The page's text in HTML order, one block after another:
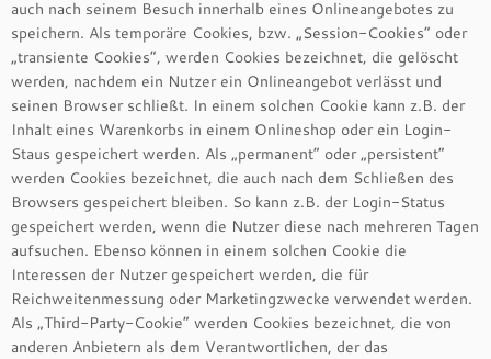
auch nach seinem Besuch innerhalb eines Onlineangebotes zu
speichern. Als temporäre Cookies, bzw. „Session-Cookies“ oder
„transiente Cookies“, werden Cookies bezeichnet, die gelöscht
werden, nachdem ein Nutzer ein Onlineangebot verlässt und
seinen Browser schließt. In einem solchen Cookie kann z.B. der
Inhalt eines Warenkorbs in einem Onlineshop oder ein Login-
Staus gespeichert werden. Als „permanent“ oder „persistent“
werden Cookies bezeichnet, die auch nach dem Schließen des
Browsers gespeichert bleiben. So kann z.B. der Login-Status
gespeichert werden, wenn die Nutzer diese nach mehreren Tagen
aufsuchen. Ebenso können in einem solchen Cookie die
Interessen der Nutzer gespeichert werden, die für
Reichweitenmessung oder Marketingzwecke verwendet werden.
Als „Third-Party-Cookie“ werden Cookies bezeichnet, die von
anderen Anbietern als dem Verantwortlichen, der das